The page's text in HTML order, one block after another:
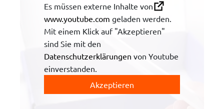
Es müssen externe Inhalte von
www.youtube.com geladen werden.
Mit einem Klick auf "Akzeptieren"
sind Sie mit den
Datenschutzerklärungen von Youtube
einverstanden.
Akzeptieren